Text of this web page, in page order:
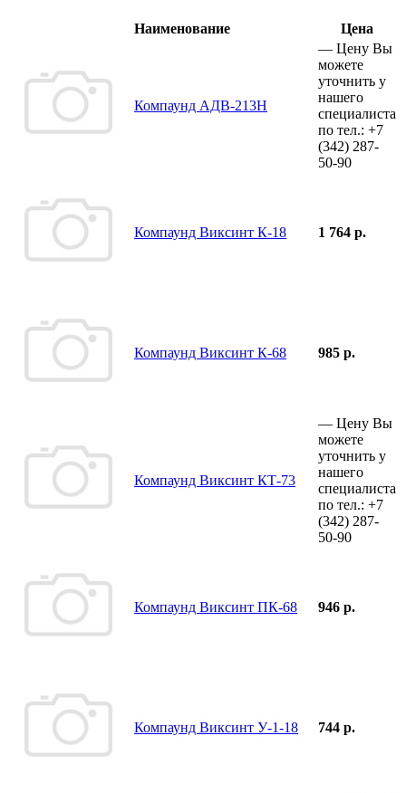
Наименование Цена
Компаунд АДВ-213Н
— Цену Вы
можете
уточнить у
нашего
специалиста
по тел.: +7
(342) 287-
50-90
Компаунд Виксинт К-18 1 764 р.
Компаунд Виксинт К-68 985 р.
Компаунд Виксинт КТ-73
— Цену Вы
можете
уточнить у
нашего
специалиста
по тел.: +7
(342) 287-
50-90
Компаунд Виксинт ПК-68 946 р.
Компаунд Виксинт У-1-18 744 р.